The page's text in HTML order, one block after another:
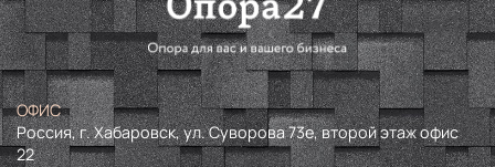
ОФИС
Россия, г. Хабаровск, ул. Суворова 73е, второй этаж офис
22